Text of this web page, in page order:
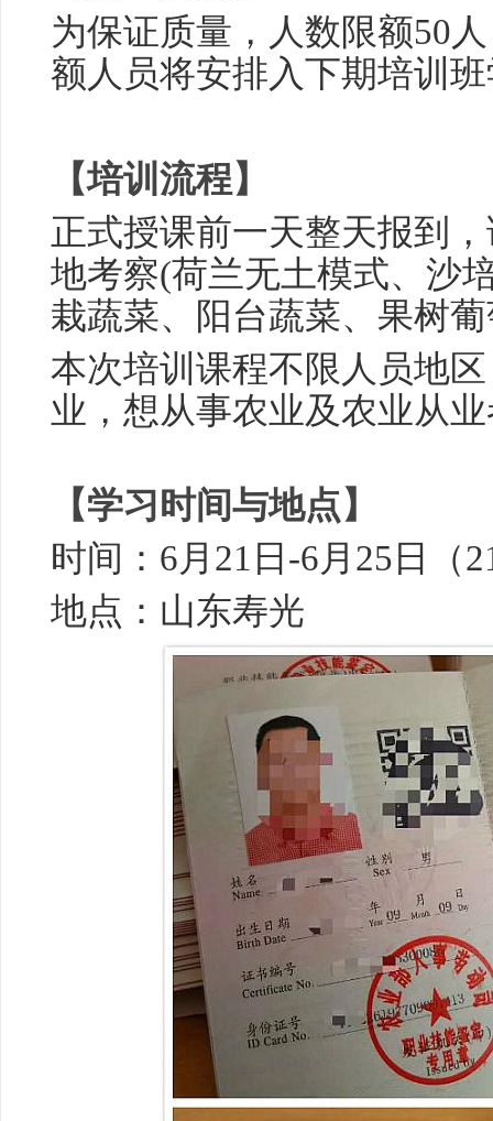
为保证质量，人数限额50
额人员将安排入下期培训
【培训流程】
正式授课前一天整天报到
地考察(荷兰无土模式、沙
栽蔬菜、阳台蔬菜、果树
本次培训课程不限人员地
业，想从事农业及农业从
【学习时间与地点】
时间：6月21日-6月25日（
地点：山东寿光